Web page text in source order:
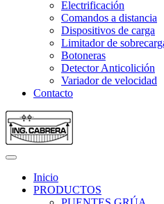
Electrificación
Comandos a distancia
Dispositivos de carga
Limitador de
Botoneras
Detector Anticolición
Variador de velocidad
Contacto
Inicio
PRODUCTOS